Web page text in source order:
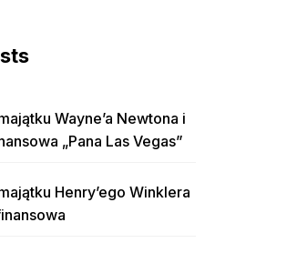
Wayne’a Newtona i
„Pana Las Vegas”
Henry’ego Winklera